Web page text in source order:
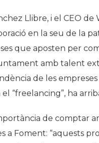
Llibre, i el CEO de
en la seu de la
que aposten per
amb talent
de les
“freelancing”, ha
de comptar
a Foment: “aquests